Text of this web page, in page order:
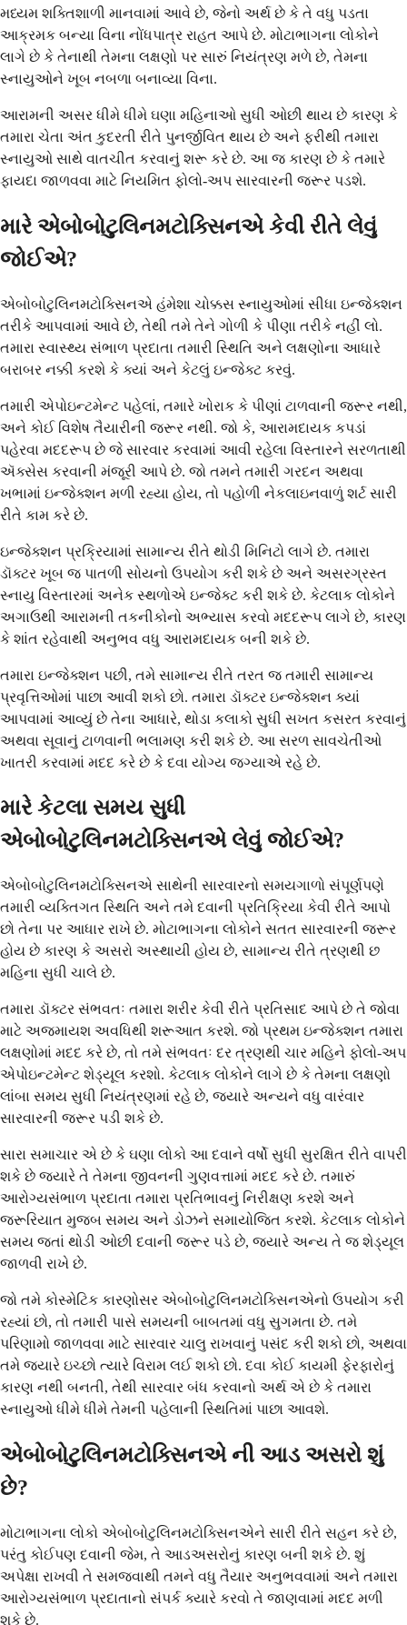
મધ્યમ શક્તિશાળી માનવામાં આવે છે, જેનો અર્થ છે કે તે વધુ પડતા
આક્રમક બન્યા વિના નોંધપાત્ર રાહત આપે છે. મોટાભાગના લોકોને
લાગે છે કે તેનાથી તેમના લક્ષણો પર સારું નિયંત્રણ મળે છે, તેમના
સ્નાયુઓને ખૂબ નબળા બનાવ્યા વિના.
આરામની અસર ધીમે ધીમે ઘણા મહિનાઓ સુધી ઓછી થાય છે કારણ કે
તમારા ચેતા અંત કુદરતી રીતે પુનર્જીવિત થાય છે અને ફરીથી તમારા
સ્નાયુઓ સાથે વાતચીત કરવાનું શરૂ કરે છે. આ જ કારણ છે કે તમારે
ફાયદા જાળવવા માટે નિયમિત ફોલો-અપ સારવારની જરૂર પડશે.
મારે એબોબોટુલિનમટોક્સિનએ કેવી રીતે લેવું
જોઈએ?
એબોબોટુલિનમટોક્સિનએ હંમેશા ચોક્કસ સ્નાયુઓમાં સીધા ઇન્જેક્શન
તરીકે આપવામાં આવે છે, તેથી તમે તેને ગોળી કે પીણા તરીકે નહીં લો.
તમારા સ્વાસ્થ્ય સંભાળ પ્રદાતા તમારી સ્થિતિ અને લક્ષણોના આધારે
બરાબર નક્કી કરશે કે ક્યાં અને કેટલું ઇન્જેક્ટ કરવું.
તમારી એપોઇન્ટમેન્ટ પહેલાં, તમારે ખોરાક કે પીણાં ટાળવાની જરૂર નથી,
અને કોઈ વિશેષ તૈયારીની જરૂર નથી. જો કે, આરામદાયક કપડાં
પહેરવા મદદરૂપ છે જે સારવાર કરવામાં આવી રહેલા વિસ્તારને સરળતાથી
ઍક્સેસ કરવાની મંજૂરી આપે છે. જો તમને તમારી ગરદન અથવા
ખભામાં ઇન્જેક્શન મળી રહ્યા હોય, તો પહોળી નેકલાઇનવાળું શર્ટ સારી
રીતે કામ કરે છે.
ઇન્જેક્શન પ્રક્રિયામાં સામાન્ય રીતે થોડી મિનિટો લાગે છે. તમારા
ડૉક્ટર ખૂબ જ પાતળી સોયનો ઉપયોગ કરી શકે છે અને અસરગ્રસ્ત
સ્નાયુ વિસ્તારમાં અનેક સ્થળોએ ઇન્જેક્ટ કરી શકે છે. કેટલાક લોકોને
અગાઉથી આરામની તકનીકોનો અભ્યાસ કરવો મદદરૂપ લાગે છે, કારણ
કે શાંત રહેવાથી અનુભવ વધુ આરામદાયક બની શકે છે.
તમારા ઇન્જેક્શન પછી, તમે સામાન્ય રીતે તરત જ તમારી સામાન્ય
પ્રવૃત્તિઓમાં પાછા આવી શકો છો. તમારા ડૉક્ટર ઇન્જેક્શન ક્યાં
આપવામાં આવ્યું છે તેના આધારે, થોડા કલાકો સુધી સખત કસરત કરવાનું
અથવા સૂવાનું ટાળવાની ભલામણ કરી શકે છે. આ સરળ સાવચેતીઓ
ખાતરી કરવામાં મદદ કરે છે કે દવા યોગ્ય જગ્યાએ રહે છે.
મારે કેટલા સમય સુધી
એબોબોટુલિનમટોક્સિનએ લેવું જોઈએ?
એબોબોટુલિનમટોક્સિનએ સાથેની સારવારનો સમયગાળો સંપૂર્ણપણે
તમારી વ્યક્તિગત સ્થિતિ અને તમે દવાની પ્રતિક્રિયા કેવી રીતે આપો
છો તેના પર આધાર રાખે છે. મોટાભાગના લોકોને સતત સારવારની જરૂર
હોય છે કારણ કે અસરો અસ્થાયી હોય છે, સામાન્ય રીતે ત્રણથી છ
મહિના સુધી ચાલે છે.
તમારા ડૉક્ટર સંભવતઃ તમારા શરીર કેવી રીતે પ્રતિસાદ આપે છે તે જોવા
માટે અજમાયશ અવધિથી શરૂઆત કરશે. જો પ્રથમ ઇન્જેક્શન તમારા
લક્ષણોમાં મદદ કરે છે, તો તમે સંભવતઃ દર ત્રણથી ચાર મહિને ફોલો-અપ
એપોઇન્ટમેન્ટ શેડ્યૂલ કરશો. કેટલાક લોકોને લાગે છે કે તેમના લક્ષણો
લાંબા સમય સુધી નિયંત્રણમાં રહે છે, જ્યારે અન્યને વધુ વારંવાર
સારવારની જરૂર પડી શકે છે.
સારા સમાચાર એ છે કે ઘણા લોકો આ દવાને વર્ષો સુધી સુરક્ષિત રીતે વાપરી
શકે છે જ્યારે તે તેમના જીવનની ગુણવત્તામાં મદદ કરે છે. તમારું
આરોગ્યસંભાળ પ્રદાતા તમારા પ્રતિભાવનું નિરીક્ષણ કરશે અને
જરૂરિયાત મુજબ સમય અને ડોઝને સમાયોજિત કરશે. કેટલાક લોકોને
સમય જતાં થોડી ઓછી દવાની જરૂર પડે છે, જ્યારે અન્ય તે જ શેડ્યૂલ
જાળવી રાખે છે.
જો તમે કોસ્મેટિક કારણોસર એબોબોટુલિનમટોક્સિનએનો ઉપયોગ કરી
રહ્યાં છો, તો તમારી પાસે સમયની બાબતમાં વધુ સુગમતા છે. તમે
પરિણામો જાળવવા માટે સારવાર ચાલુ રાખવાનું પસંદ કરી શકો છો, અથવા
તમે જ્યારે ઇચ્છો ત્યારે વિરામ લઈ શકો છો. દવા કોઈ કાયમી ફેરફારોનું
કારણ નથી બનતી, તેથી સારવાર બંધ કરવાનો અર્થ એ છે કે તમારા
સ્નાયુઓ ધીમે ધીમે તેમની પહેલાની સ્થિતિમાં પાછા આવશે.
એબોબોટુલિનમટોક્સિનએ ની આડ અસરો શું
છે?
મોટાભાગના લોકો એબોબોટુલિનમટોક્સિનએને સારી રીતે સહન કરે છે,
પરંતુ કોઈપણ દવાની જેમ, તે આડઅસરોનું કારણ બની શકે છે. શું
અપેક્ષા રાખવી તે સમજવાથી તમને વધુ તૈયાર અનુભવવામાં અને તમારા
આરોગ્યસંભાળ પ્રદાતાનો સંપર્ક ક્યારે કરવો તે જાણવામાં મદદ મળી
શકે છે.